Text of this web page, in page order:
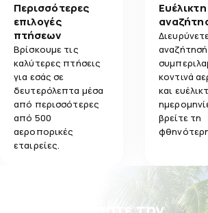
Άνεση ταξιδιού 5,0
Μεταφορά αποσκευών 5,0
Γεύματα 5,0
Περισσότερες
επιλογές
πτήσεων
Βρίσκουμε τις
καλύτερες πτήσεις
για εσάς σε
δευτερόλεπτα μέσα
από περισσότερες
από 500
αεροπορικές
εταιρείες.
Ευέλικτη
κοντινά
και
βρείτε τη